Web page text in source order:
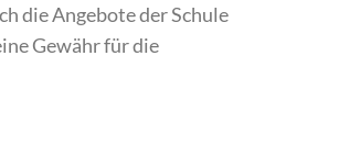
die Angebote der Schule
Gewähr für die